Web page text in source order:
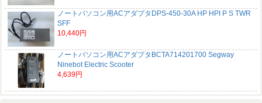
ノートパソコン用ACアダプタDPS-450-30A HP HPI P S TWR
SFF
10,440円
ノートパソコン用ACアダプタBCTA714201700 Segway
Ninebot Electric Scooter
4,639円